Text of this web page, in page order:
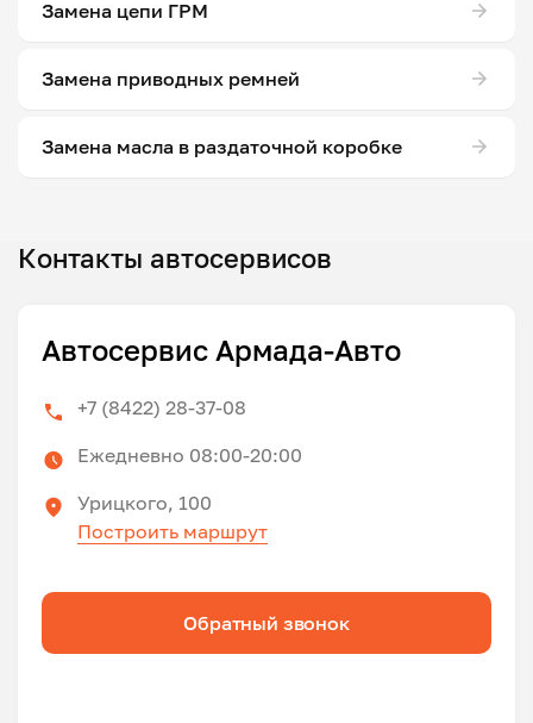
Замена цепи ГРМ
Замена приводных ремней
Замена масла в раздаточной коробке
Контакты автосервисов
Автосервис Армада-Авто
+7 (8422) 28-37-08
Ежедневно 08:00-20:00
Урицкого, 100
Построить маршрут
Обратный звонок